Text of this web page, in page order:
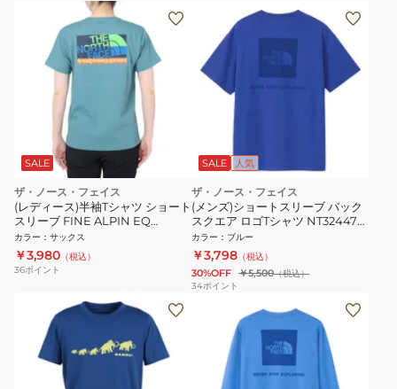
SALE
ザ・ノース・フェイス
(レディース)半袖Tシャツ ショート
スリーブ FINE ALPIN EQ
NTW32333X FW サックス
カラー ： サックス
￥3,980 （税込）
36ポイント
SALE 人気
ザ・ノース・フェイス
(メンズ)ショートスリーブ バック
スクエア ロゴTシャツ NT32447
TT
カラー ： ブルー
￥3,798 （税込）
30%OFF ￥5,500（税込）
34ポイント